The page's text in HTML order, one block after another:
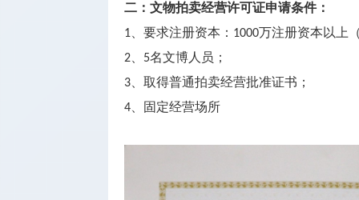
二：文物拍卖经营许可证申请条件：
1 、要求注册资本： 1000万注册资本以上
2 5名文博人员；
3 、取得普通拍卖经营批准证书；
4 、固定经营场所